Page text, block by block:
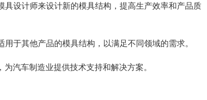
设计师来设计新的模具结构，提高生产效率和产品质
于其他产品的模具结构，以满足不同领域的需求。
汽车制造业提供技术支持和解决方案。